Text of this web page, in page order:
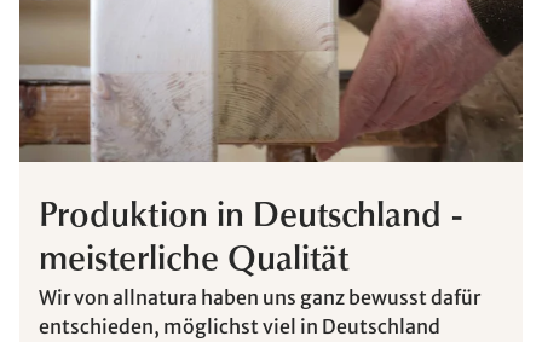
Produktion in Deutschland -
meisterliche Qualität
Wir von allnatura haben uns ganz bewusst dafür
entschieden, möglichst viel in Deutschland